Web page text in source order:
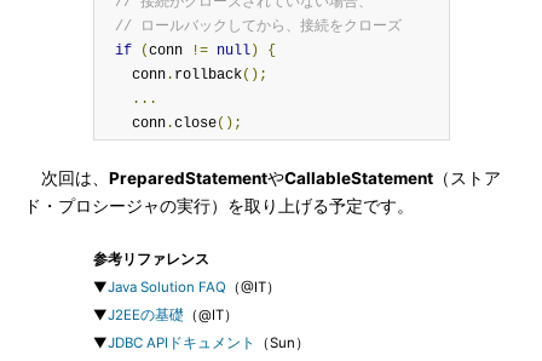
// ロールバックしてから、接続をクローズ
if
(conn != null)
{
    conn
. rollback();
...
    conn
.close();
次回は、 PreparedStatementやCallableStatement （ストア
ド・プロシージャの実行）を取り上げる予定です。
参考リファレンス
▼Java Solution FAQ （@IT）
▼J2EEの基礎（@IT）
▼JDBC APIドキュメント
（Sun）